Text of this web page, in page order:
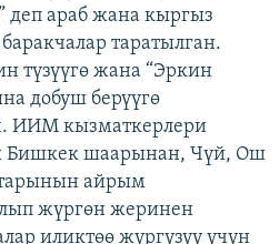
деп араб жана кыргыз
таратылган.
түзүүгө жана “Эркин
добуш берүүгө
ИИМ кызматкерлери
Бишкек шаарынан, Чүй, Ош
айрым
жүргөн жеринен
иликтөө жүргүзүү үчүн